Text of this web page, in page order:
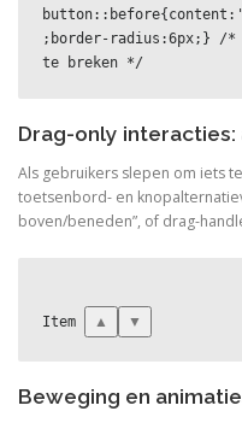
;border-radius:6px;} /*
te breken */
Drag-only
Als gebruikers slepen om iets
toetsenbord- en
boven/beneden”, of drag-
Item ▲ ▼
Beweging en